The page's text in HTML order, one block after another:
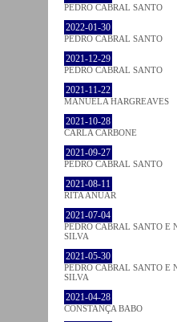
PEDRO CABRAL SANTO
2022-01-30
PEDRO CABRAL SANTO
2021-12-29
PEDRO CABRAL SANTO
2021-11-22
MANUELA HARGREAVES
2021-10-28
CARLA CARBONE
2021-09-27
PEDRO CABRAL SANTO
2021-08-11
RITA ANUAR
2021-07-04
PEDRO CABRAL SANTO E
SILVA
2021-05-30
PEDRO CABRAL SANTO E
SILVA
2021-04-28
CONSTANÇA BABO